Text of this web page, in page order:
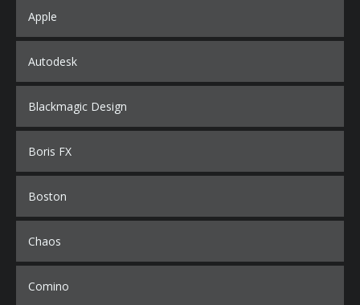
Apple
Autodesk
Blackmagic Design
Boris FX
Boston
Chaos
Comino